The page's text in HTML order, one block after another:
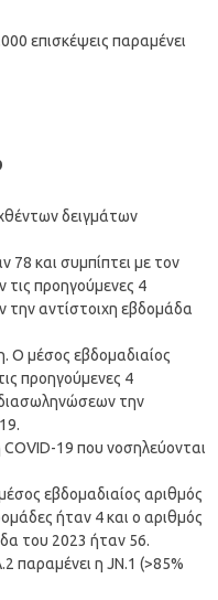
επισκέψεις παραμένει
δειγμάτων
και συμπίπτει με τον
τις προηγούμενες 4
αντίστοιχη εβδομάδα
Ο μέσος εβδομαδιαίος
προηγούμενες 4
την
19 που νοσηλεύονται
εβδομαδιαίος αριθμός
ήταν 4 και ο αριθμός
του 2023 ήταν 56.
παραμένει η JN.1 (>85%